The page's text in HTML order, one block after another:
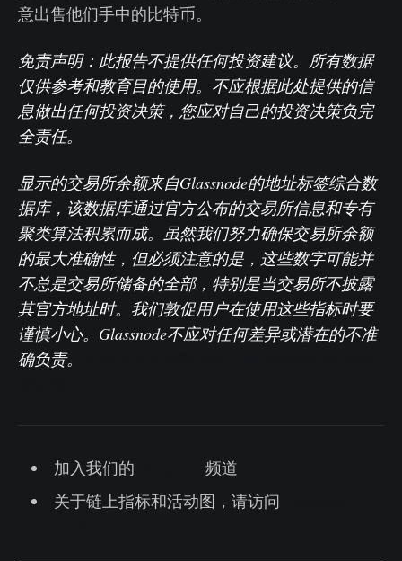
意出售他们手中的比特币。
免责声明：此报告不提供任何投资建议。所有数据
仅供参考和教育目的使用。不应根据此处提供的信
息做出任何投资决策，您应对自己的投资决策负完
全责任。
显示的交易所余额来自Glassnode的地址标签综合数
据库，该数据库通过官方公布的交易所信息和专有
聚类算法积累而成。虽然我们努力确保交易所余额
的最大准确性，但必须注意的是，这些数字可能并
不总是交易所储备的全部，特别是当交易所不披露
其官方地址时。我们敦促用户在使用这些指标时要
谨慎小心。Glassnode不应对任何差异或潜在的不准
确负责。
加入我们的
频道
关于链上指标和活动图，请访问